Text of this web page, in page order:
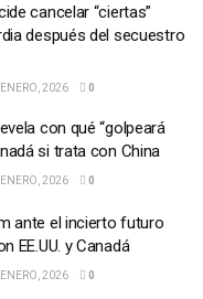
cancelar “ciertas”
después del secuestro
2026 0
con qué “golpeará
si trata con China
2026 0
ante el incierto futuro
EE.UU. y Canadá
2026 0